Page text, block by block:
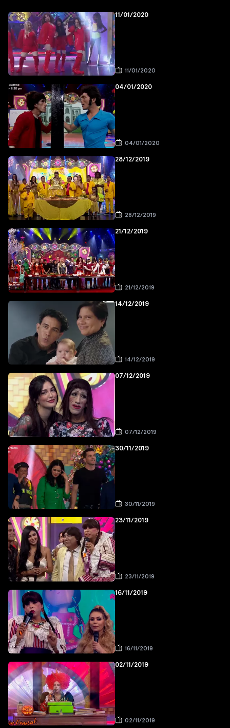
11/01/2020
11/01/2020
04/01/2020
04/01/2020
28/12/2019
28/12/2019
21/12/2019
21/12/2019
14/12/2019
14/12/2019
07/12/2019
07/12/2019
30/11/2019
30/11/2019
23/11/2019
23/11/2019
16/11/2019
16/11/2019
02/11/2019
02/11/2019